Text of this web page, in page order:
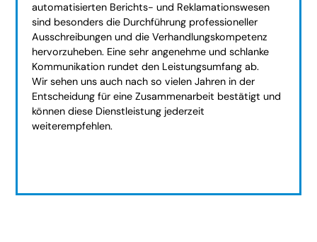
automatisierten Berichts- und Reklamationswesen
sind besonders die Durchführung professioneller
Ausschreibungen und die Verhandlungskompetenz
hervorzuheben. Eine sehr angenehme und schlanke
Kommunikation rundet den Leistungsumfang ab.
Wir sehen uns auch nach so vielen Jahren in der
Entscheidung für eine Zusammenarbeit bestätigt und
können diese Dienstleistung jederzeit
weiterempfehlen.